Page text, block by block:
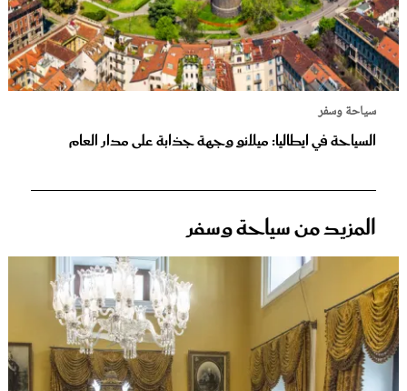
سياحة وسفر
السياحة في ايطاليا: ميلانو وجهة جذابة على مدار العام
المزيد من سياحة وسفر